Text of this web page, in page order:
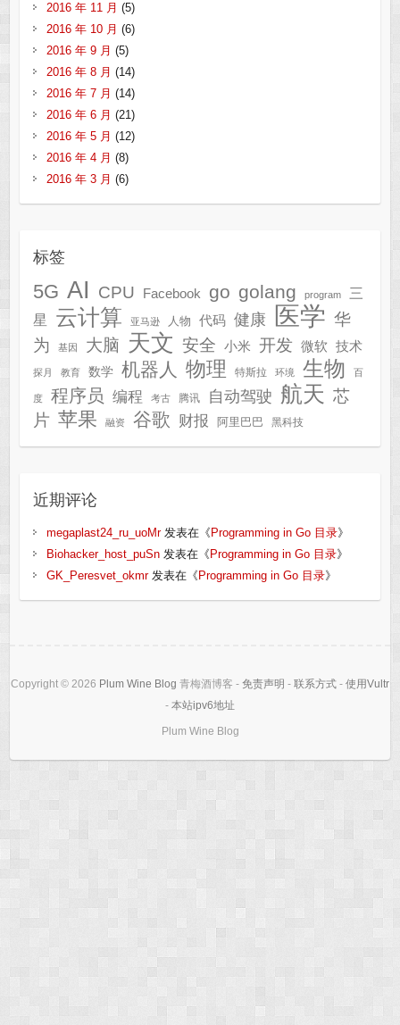
2016 年 11 月 (5)
2016 年 10 月 (6)
2016 年 9 月 (5)
2016 年 8 月 (14)
2016 年 7 月 (14)
2016 年 6 月 (21)
2016 年 5 月 (12)
2016 年 4 月 (8)
2016 年 3 月 (6)
标签
5G AI CPU Facebook go golang program
三
星
云计算 亚马逊 人物 代码 健康 医学 华
为
基因 大脑 天文 安全 小米 开发 微软 技术
探月 教育 数学 机器人 物理 特斯拉 环境 生物 百
度 程序员 编程 考古 腾讯 自动驾驶 航天 芯
片 苹果 融资 谷歌 财报 阿里巴巴 黑科技
近期评论
megaplast24_ru_uoMr发表在《 Programming in Go 目录》
Biohacker_host_puSn发表在《 Programming in Go 目录》
GK_Peresvet_okmr发表在《 Programming in Go 目录》
Copyright © 2026 Plum Wine Blog 青梅酒博客 - 免责声明 - 联系方式 - 使用Vultr
- 本站ipv6地址
Plum Wine Blog